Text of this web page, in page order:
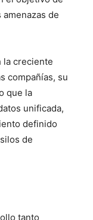
de
la creciente
compañías, su
que la
unificada,
definido
de
tanto